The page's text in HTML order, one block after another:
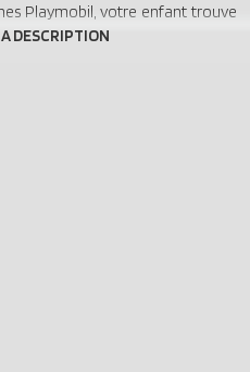
Playmobil, votre enfant trouve
inventer.